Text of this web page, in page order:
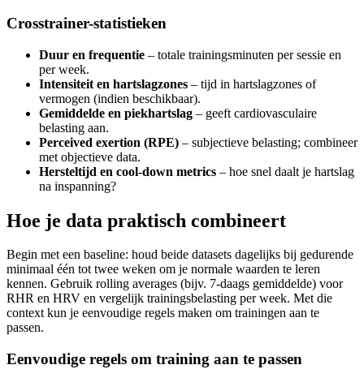
Crosstrainer-statistieken
Duur en frequentie – totale trainingsminuten per sessie en
per week.
Intensiteit en hartslagzones – tijd in hartslagzones of
vermogen (indien beschikbaar).
Gemiddelde en piekhartslag – geeft cardiovasculaire
belasting aan.
Perceived exertion (RPE) – subjectieve belasting; combineer
met objectieve data.
Hersteltijd en cool-down metrics – hoe snel daalt je hartslag
na inspanning?
Hoe je data praktisch combineert
Begin met een baseline: houd beide datasets dagelijks bij gedurende
minimaal één tot twee weken om je normale waarden te leren
kennen. Gebruik rolling averages (bijv. 7-daags gemiddelde) voor
RHR en HRV en vergelijk trainingsbelasting per week. Met die
context kun je eenvoudige regels maken om trainingen aan te
passen.
Eenvoudige regels om training aan te passen